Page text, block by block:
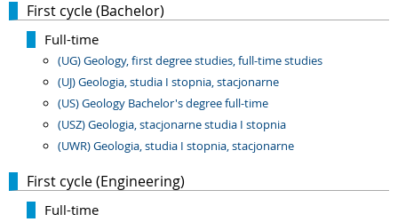
First cycle (Bachelor)
Full-time
(UG) Geology, first degree studies, full-time studies
(UJ) Geologia, studia I stopnia, stacjonarne
(US) Geology Bachelor's degree full-time
(USZ) Geologia, stacjonarne studia I stopnia
(UWR) Geologia, studia I stopnia, stacjonarne
First cycle (Engineering)
Full-time